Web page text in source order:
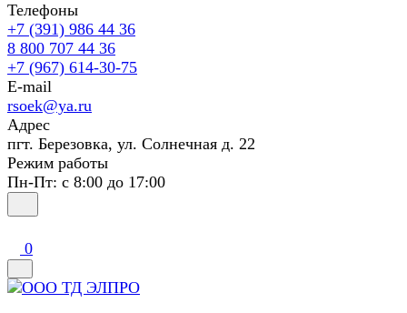
Телефоны
+7 (391) 986 44 36
8 800 707 44 36
+7 (967) 614-30-75
E-mail
rsoek@ya.ru
Адрес
пгт. Березовка, ул. Солнечная д. 22
Режим работы
Пн-Пт: с 8:00 до 17:00
0